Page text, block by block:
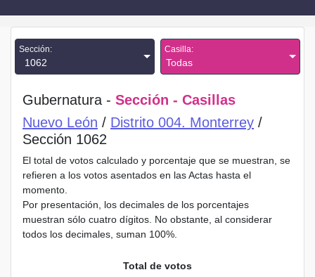
Sección:
1062
Casilla:
Todas
Gubernatura - Sección - Casillas
Nuevo León / Distrito 004. Monterrey /
Sección 1062
El total de votos calculado y porcentaje que se muestran, se
refieren a los votos asentados en las Actas hasta el
momento.
Por presentación, los decimales de los porcentajes
muestran sólo cuatro dígitos. No obstante, al considerar
todos los decimales, suman 100%.
Total de votos